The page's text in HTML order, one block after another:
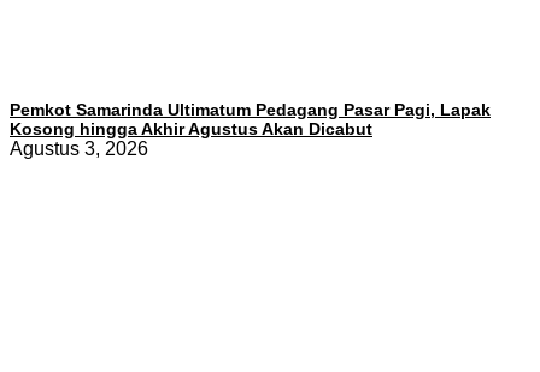
Pemkot Samarinda Ultimatum Pedagang Pasar Pagi, Lapak
Kosong hingga Akhir Agustus Akan Dicabut
Agustus 3, 2026